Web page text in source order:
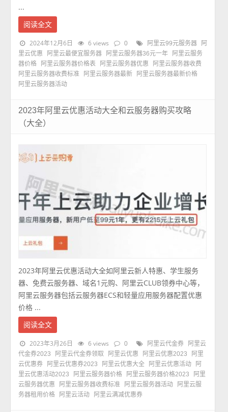
...
阅读全文
2024年12月6日 6 views 0 阿里云99元服务器
阿
里云优惠
阿里云最便宜服务器 阿里云服务器36元一年
阿里云服务
器价格
阿里云服务器价格表 阿里云服务器优惠
阿里云服务器收费
阿里云服务器收费标准
阿里云服务器最新
阿里云服务器最新价格
阿里云服务器活动
2023年阿里云优惠活动大全和云服务器购买攻略
（大全）
2023年阿里云优惠活动大全如阿里云新人特惠、学生服务
器、免费云服务器、域名1元购、阿里云CLUB领券中心等，
阿里云服务器包括云服务器ECS和轻量应用服务器配置优惠
价格 ...
阅读全文
2023年3月26日 6 views 0 阿里云代金券
阿里云
代金券2023
阿里云代金券领取 阿里云优惠 阿里云优惠2023
阿里
云优惠券
阿里云优惠券2023 阿里云优惠大全 阿里云优惠活动
阿
里云优惠活动2023
阿里云服务器价格 阿里云服务器价格2023
阿里
云服务器优惠
阿里云服务器收费标准 阿里云服务器活动
阿里云服
务器租用价格
阿里云活动 阿里云满减优惠券